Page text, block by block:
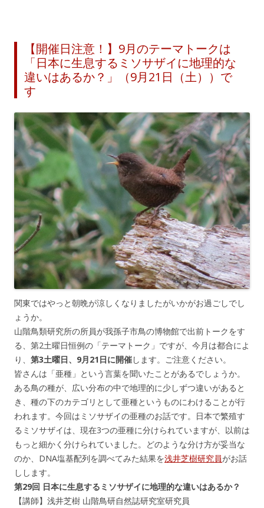
【開催日注意！】9月のテーマトークは
「日本に生息するミソサザイに地理的な
違いはあるか？」（9月21日（土））で
す
関東ではやっと朝晩が涼しくなりましたがいかがお過ごしでし
ょうか。
山階鳥類研究所の所員が我孫子市鳥の博物館で出前トークをす
る、第2土曜日恒例の「テーマトーク」ですが、今月は都合によ
り、 第3土曜日、9月21日に開催します。ご注意ください。
皆さんは「亜種」という言葉を聞いたことがあるでしょうか。
ある鳥の種が、広い分布の中で地理的に少しずつ違いがあると
き、種の下のカテゴリとして亜種というものにわけることが行
われます。今回はミソサザイの亜種のお話です。日本で繁殖す
るミソサザイは、現在3つの亜種に分けられていますが、以前は
もっと細かく分けられていました。どのような分け方が妥当な
のか、DNA塩基配列を調べてみた結果を浅井芝樹研究員がお話
しします。
第29回 日本に生息するミソサザイに地理的な違いはあるか？
【講師】浅井芝樹 山階鳥研自然誌研究室研究員